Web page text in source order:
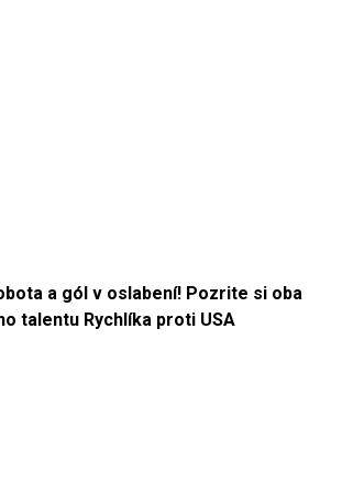
a gól v oslabení! Pozrite si oba
talentu Rychlíka proti USA